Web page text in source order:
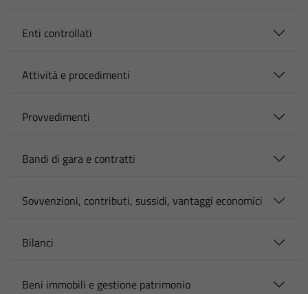
Enti controllati
Attività e procedimenti
Provvedimenti
Bandi di gara e contratti
Sovvenzioni, contributi, sussidi, vantaggi economici
Bilanci
Beni immobili e gestione patrimonio